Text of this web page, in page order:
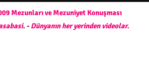
Mezunları ve Mezuniyet Konuşması
. -Dünyanın her yerinden videolar.